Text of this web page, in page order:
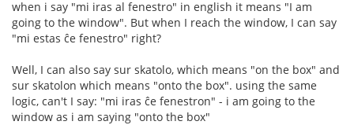
when i say "mi iras al fenestro" in english it means "I am
going to the window". But when I reach the window, I can say
"mi estas ĉe fenestro" right?
Well, I can also say sur skatolo, which means "on the box" and
sur skatolon which means "onto the box". using the same
logic, can't I say: "mi iras ĉe fenestron" - i am going to the
window as i am saying "onto the box"